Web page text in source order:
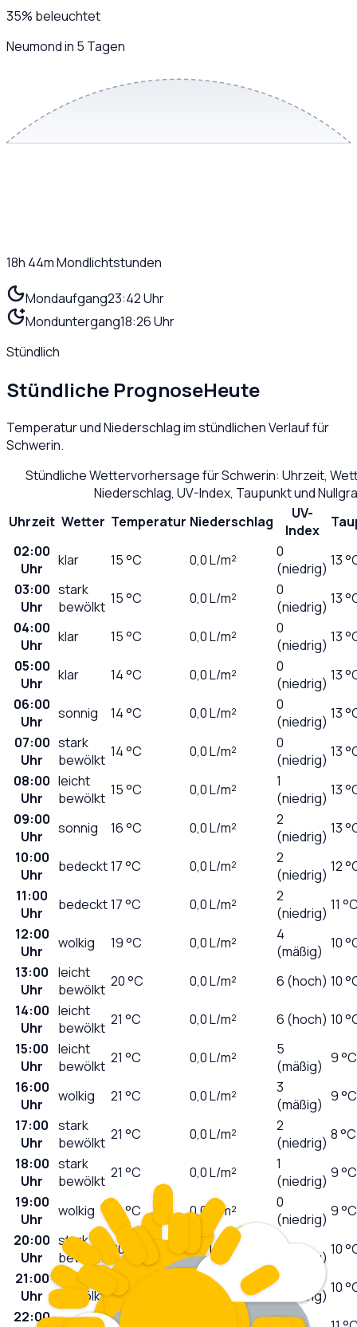
35% beleuchtet
Neumond in 5 Tagen
18h 44mMondlichtstunden
Mondaufgang23:42 Uhr
Monduntergang18:26 Uhr
Stündlich
Stündliche PrognoseHeute
Temperatur und Niederschlag im stündlichen Verlauf für
Schwerin.
Stündliche Wettervorhersage fürSchwerin: Uhrzeit,
Niederschlag, UV-Index, Taupunkt und
Uhrzeit Wetter Temperatur Niederschlag
UV-
Index
02:00
Uhr
klar 15°C 0,0L/m²
0
(niedrig) 13
03:00
Uhr
stark
bewölkt 15°C 0,0L/m²
0
(niedrig) 13
04:00
Uhr
klar 15°C 0,0L/m²
0
(niedrig) 13
05:00
Uhr
klar 14°C 0,0L/m²
0
(niedrig) 13
06:00
Uhr
sonnig 14°C 0,0L/m²
0
(niedrig) 13
07:00
Uhr
stark
bewölkt 14°C 0,0L/m²
0
(niedrig) 13
08:00
Uhr
leicht
bewölkt 15°C 0,0L/m²
1
(niedrig) 13
09:00
Uhr
sonnig 16°C 0,0L/m²
2
(niedrig) 13
10:00
Uhr
bedeckt17°C 0,0L/m²
2
(niedrig) 12
11:00
Uhr
bedeckt17°C 0,0L/m²
2
(niedrig) 11
12:00
Uhr
wolkig 19°C 0,0L/m²
4
(mäßig) 10
13:00
Uhr
leicht
bewölkt 20°C 0,0L/m² 6 (hoch) 10
14:00
Uhr
leicht
bewölkt 21 °C 0,0L/m² 6 (hoch) 10
15:00
Uhr
leicht
bewölkt 21 °C 0,0L/m²
5
(mäßig) 9 °C
16:00
Uhr
wolkig 21 °C 0,0L/m²
3
(mäßig) 9 °C
17:00
Uhr
stark
bewölkt 21 °C 0,0L/m²
2
(niedrig) 8 °C
18:00
Uhr
stark
bewölkt 21 °C 0,0L/m²
1
(niedrig) 9 °C
19:00
Uhr
wolkig 21°C 0,0 L/m²
0
(niedrig) 9 °C
20:00
Uhr
stark
bewölkt
20 0,0L/m²
0
(niedrig) 10
21:00
Uhr
stark
bewölkt
°C L/m²
0
(niedrig) 10
22:00
0